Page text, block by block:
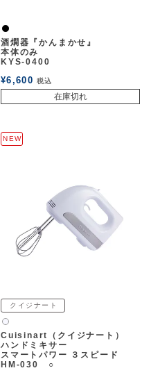
黒
酒燗器『かんまかせ』
本体のみ
KYS-0400
¥6,600 税込
在庫切れ
NEW
クイジナート
白2
Cuisinart（クイジナート）
ハンドミキサー
スマートパワー ３スピード
HM-030 ○